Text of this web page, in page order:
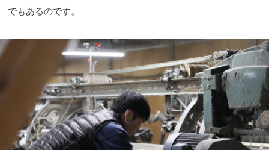
でもあるのです。